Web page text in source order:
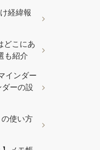
経緯報
どこにあ
も紹介
インダー
ーの設
の使い方